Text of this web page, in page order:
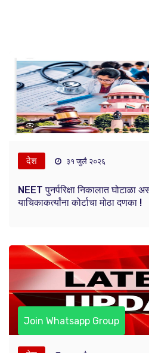
देश ३१ जुलै २०२६
NEET पुनर्परिक्षा निकालात घोटाळा
याचिकाकर्त्यांना कोर्टाचा मोठा दणका !
Join Whatsapp Group